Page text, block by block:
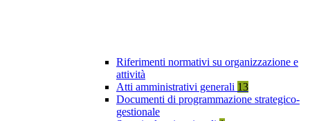
Riferimenti normativi su organizzazione e
attività
Atti amministrativi generali 13
Documenti di programmazione strategico-
gestionale